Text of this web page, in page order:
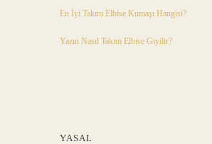
En İyi Takım Elbise Kumaşı Hangisi?
Yazın Nasıl Takım Elbise Giyilir?
YASAL